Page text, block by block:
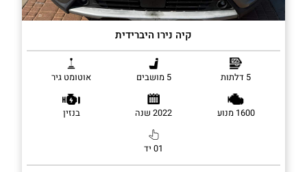
קיה נירו היברידית
5 דלתות 5 מושבים אוטומט גיר
1600 מנוע 2022 שנה בנזין
01 יד